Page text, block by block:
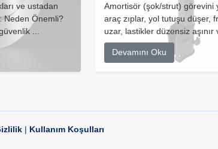
ve ustadan
Neden Önemli?
...
Amortisör (şok/strut) görevini
araç zıplar, yol tutuşu düşer,
uzar, lastikler düzensiz aşınır
Devamını Oku
| Kullanım Koşulları